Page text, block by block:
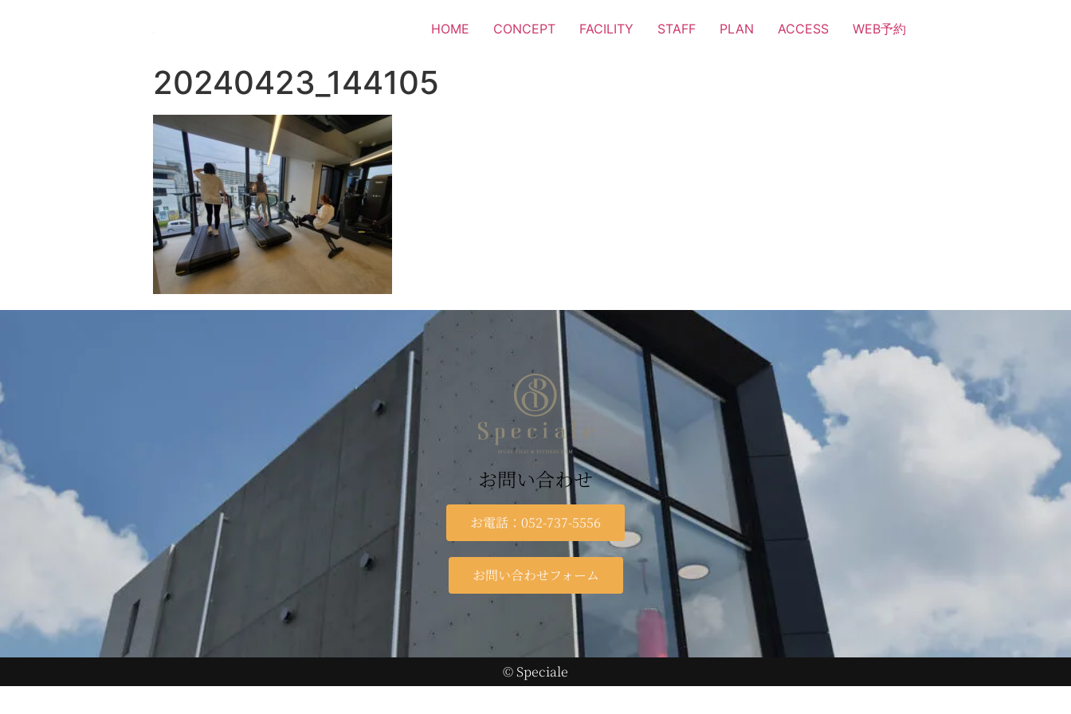
HOME CONCEPT FACILITY STAFF PLAN ACCESS WEB予約
20240423_144105
お問い合わせ
お電話：052-737-5556
お問い合わせフォーム
© Speciale